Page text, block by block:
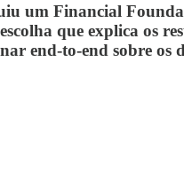
um Financial
que explica os
end-to-end sobre os